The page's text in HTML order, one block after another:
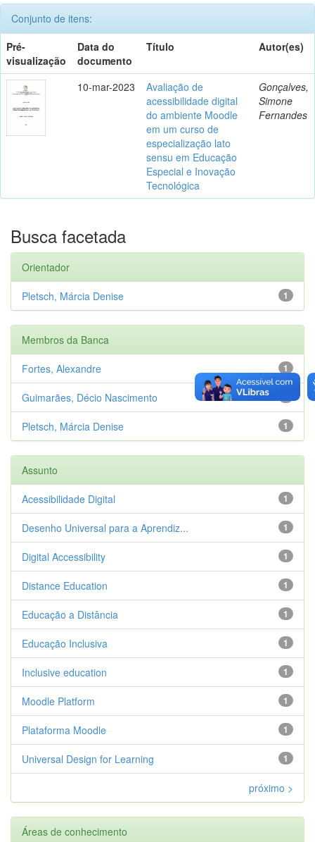
Conjunto de itens:
Pré-
visualização
Data do
documento
Título Autor(es)
10-mar-2023
Avaliação de
acessibilidade digital
do ambiente Moodle
em um curso de
especialização lato
sensu em Educação
Especial e Inovação
Tecnológica
Gonçalves,
Simone
Fernandes
Busca facetada
Orientador
1
Pletsch, Márcia Denise
Membros da Banca
1
Fortes, Alexandre
Guimarães, Décio Nascimento
1
Pletsch, Márcia Denise
Assunto
1
Acessibilidade Digital
1
Desenho Universal para a Aprendiz...
1
Digital Accessibility
1
Distance Education
1
Educação a Distância
1
Educação Inclusiva
1
Inclusive education
1
Moodle Platform
1
Plataforma Moodle
1
Universal Design for Learning
próximo >
Áreas de conhecimento